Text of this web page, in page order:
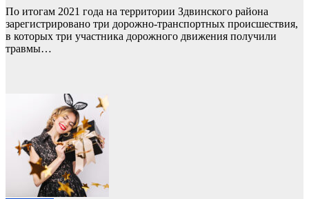
По итогам 2021 года на территории Здвинского района
зарегистрировано три дорожно-транспортных происшествия,
в которых три участника дорожного движения получили
травмы…